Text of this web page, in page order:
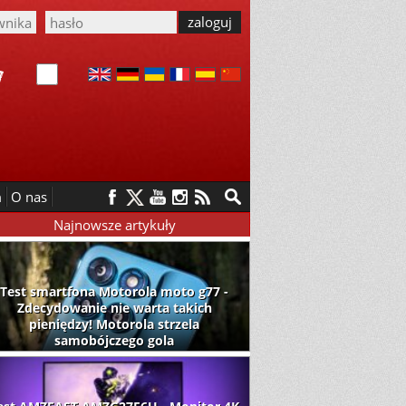
O nas
Najnowsze artykuły
Test smartfona Motorola moto g77 -
Zdecydowanie nie warta takich
pieniędzy! Motorola strzela
samobójczego gola